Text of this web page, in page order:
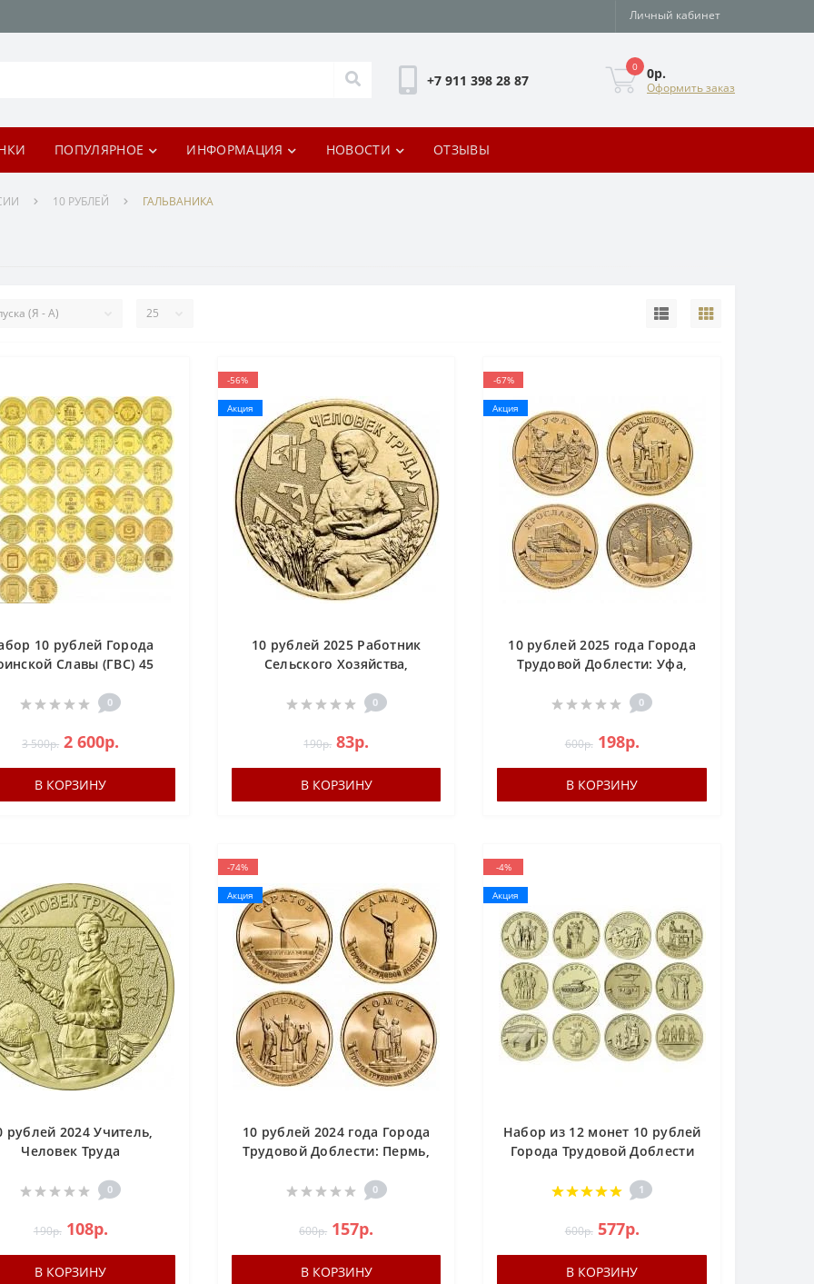
Личный кабинет
+7 911 398 28 87
0 0р.
Оформить заказ
ПОПУЛЯРНОЕ ИНФОРМАЦИЯ НОВОСТИ ОТЗЫВЫ
10 РУБЛЕЙ ГАЛЬВАНИКА
10 рублей Города
Славы (ГВС) 45
0
3 500р. 2 600р.
В КОРЗИНУ
-56%
Акция
10 рублей 2025 Работник
Сельского Хозяйства,
0
190р. 83р.
В КОРЗИНУ
-67%
Акция
10 рублей 2025 года Города
Трудовой Доблести: Уфа,
Челябинск 0
600р. 198р.
В КОРЗИНУ
рублей 2024 Учитель,
Человек Труда
0
190р. 108р.
В КОРЗИНУ
-74%
Акция
10 рублей 2024 года Города
Трудовой Доблести: Пермь,
0
600р. 157р.
В КОРЗИНУ
-4%
Акция
Набор из 12 монет 10 рублей
Города Трудовой Доблести
1
600р. 577р.
В КОРЗИНУ